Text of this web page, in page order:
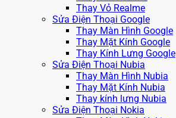
Thay Vỏ Realme
Sửa Điện Thoại Google
Thay Màn Hình Google
Thay Mặt Kính Google
Thay Kính Lưng Google
Sửa Điện Thoại Nubia
Thay Màn Hình Nubia
Thay Mặt Kính Nubia
Thay kính lưng Nubia
Sửa Điện Thoại Nokia